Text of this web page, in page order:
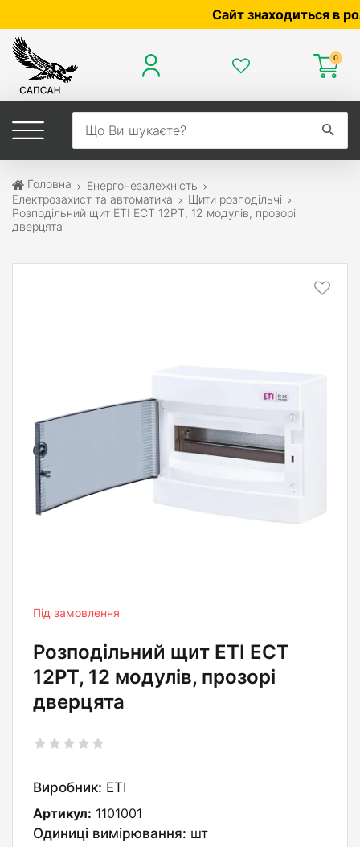
Сайт знаходиться в
0
Головна
Енергонезалежність
Електрозахист та автоматика
Щити розподільчі
Розподільний щит ETI ECT 12PT, 12 модулів, прозорі
дверцята
Під замовлення
Розподільний щит ETI ECT
12PT, 12 модулів, прозорі
дверцята
Виробник: ETI
Артикул: 1101001
Одиниці вимірювання: шт